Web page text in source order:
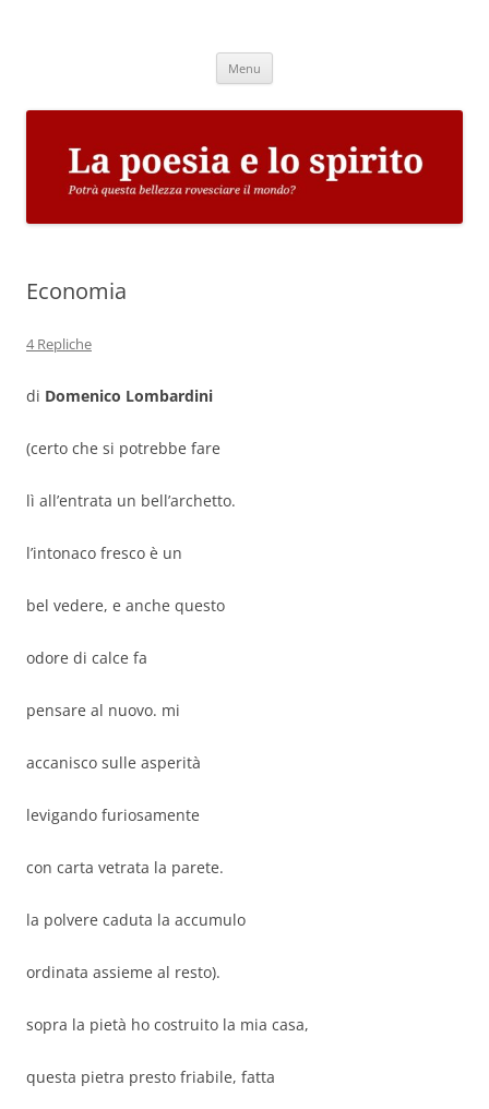
Menu
Economia
4 Repliche
di Domenico Lombardini
(certo che si potrebbe fare
lì all’entrata un bell’archetto.
l’intonaco fresco è un
bel vedere, e anche questo
odore di calce fa
pensare al nuovo. mi
accanisco sulle asperità
levigando furiosamente
con carta vetrata la parete.
la polvere caduta la accumulo
ordinata assieme al resto).
sopra la pietà ho costruito la mia casa,
questa pietra presto friabile, fatta